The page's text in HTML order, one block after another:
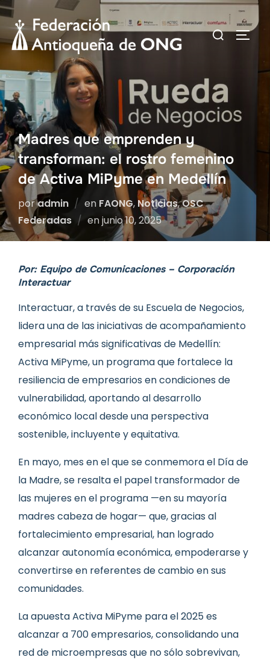
Saltar
contenido
Buscar:
Madres que emprenden y
transforman: el rostro femenino
de Activa MiPyme en Medellín
poradmin en FAONG,Noticias,OSC
Federadas
enPublicado
el
junio 10, 2025
Por: Equipo de Comunicaciones– Corporación
Interactuar
Interactuar, a través de su Escuela de Negocios,
lidera una de las iniciativas de acompañamiento
empresarial más significativas de Medellín:
Activa MiPyme, un programa que fortalece la
resiliencia de empresarios en condiciones de
vulnerabilidad, aportando al desarrollo
económico local desde una perspectiva
sostenible, incluyente y equitativa.
En mayo, mes en el que se conmemora el Día de
la Madre, se resalta el papel transformador de
las mujeres en el programa —en su mayoría
madres cabeza de hogar— que, gracias al
fortalecimiento empresarial, han logrado
alcanzar autonomía económica, empoderarse y
convertirse en referentes de cambio en sus
comunidades.
La apuesta Activa MiPyme para el 2025 es
alcanzar a 700 empresarios, consolidando una
red de microempresas que no sólo sobrevivan,